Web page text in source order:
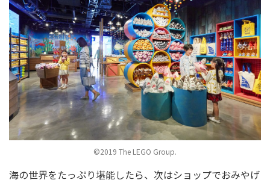
©2019 The LEGO Group.
海の世界をたっぷり堪能したら、次はショップでおみやげ